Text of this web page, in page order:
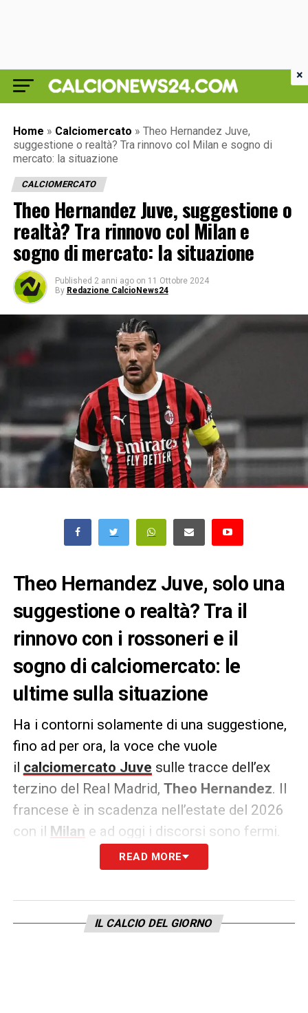
Home » Calciomercato » Theo Hernandez Juve,
suggestione o realtà? Tra rinnovo col Milan e sogno di
mercato: la situazione
CALCIOMERCATO
Theo Hernandez Juve, suggestione o
realtà? Tra rinnovo col Milan e
sogno di mercato: la situazione
Published 2 anni ago on 11 Ottobre 2024
By Redazione CalcioNews24
Theo Hernandez Juve, solo una
suggestione o realtà? Tra il
rinnovo con i rossoneri e il
sogno di calciomercato: le
ultime sulla situazione
Ha i contorni solamente di una suggestione,
fino ad per ora, la voce che vuole
il calciomercato Juve sulle tracce dell’ex
terzino del Real Madrid, Theo Hernandez. Il
francese è in scadenza nell’estate del 2026
con il Milan e ad oggi i discorsi sono fermi.
Un’idea qualora dovesse arrivare la rottura
. Secondo quanto riportato
READ MORE
IL CALCIO DEL GIORNO
×